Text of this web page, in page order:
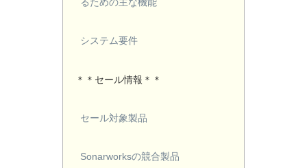
るための主な機能
システム要件
＊＊セール情報＊＊
セール対象製品
Sonarworksの競合製品